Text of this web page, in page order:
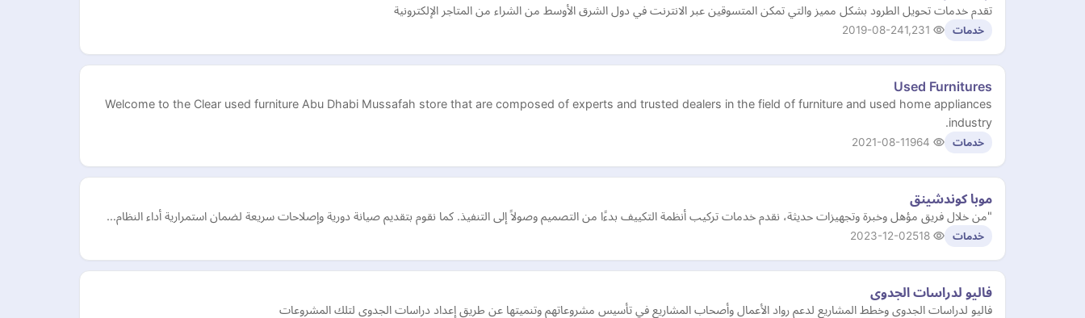
تقدم خدمات تحويل الطرود بشكل مميز والتي تمكن المتسوقين عبر الانترنت في دول الشرق الأوسط من الشراء من المتاجر الإلكترونية
خدمات 2019-08-24
Used Furnitures
Welcome to the Clear used furniture Abu Dhabi Mussafah store that are composed of experts and trusted dealers in the field of furniture and used home appliances
industry.
خدمات 2021-08-11
موبا كوندشينق
"من خلال فريق مؤهل وخبرة وتجهيزات حديثة، نقدم خدمات تركيب أنظمة التكييف بدءًا من التصميم وصولاً إلى التنفيذ. كما نقوم بتقديم صيانة دورية وإصلاحات سريعة لضمان استمرارية أداء النظام…
خدمات 2023-12-02
فاليو لدراسات الجدوى
فاليو لدراسات الجدوى وخطط المشاريع لدعم رواد الأعمال وأصحاب المشاريع في تأسيس مشروعاتهم وتنميتها عن طريق إعداد دراسات الجدوى لتلك المشروعات